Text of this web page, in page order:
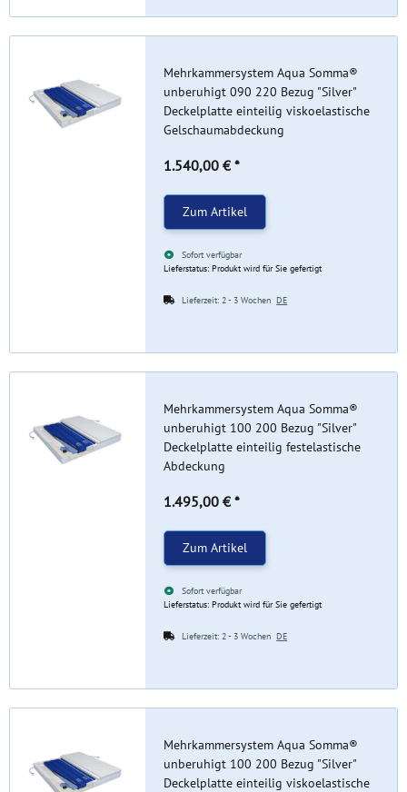
Mehrkammersystem Aqua Somma®
unberuhigt 090 220 Bezug "Silver"
Deckelplatte einteilig viskoelastische
Gelschaumabdeckung
1.540,00 € *
Zum Artikel
Sofort verfügbar
Lieferstatus: Produkt wird für Sie gefertigt
Lieferzeit:2 - 3 WochenDE
Mehrkammersystem Aqua Somma®
unberuhigt 100 200 Bezug "Silver"
Deckelplatte einteilig festelastische
Abdeckung
1.495,00 € *
Zum Artikel
Sofort verfügbar
Lieferstatus: Produkt wird für Sie gefertigt
Lieferzeit:2 - 3 WochenDE
Mehrkammersystem Aqua Somma®
unberuhigt 100 200 Bezug "Silver"
Deckelplatte einteilig viskoelastische